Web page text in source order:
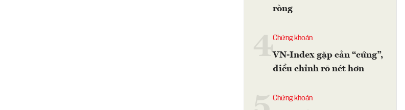
ròng
4Chứng khoán
VN-Index gặp cản “cứng”,
điều chỉnh rõ nét hơn
Chứng khoán